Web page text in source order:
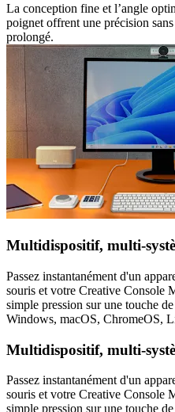
La conception fine et l’angle
poignet offrent une précision
prolongé.
Multidispositif, multi-
Passez instantanément d'un
souris et votre Creative Console
simple pression sur une touche
Windows, macOS, ChromeOS,
Multidispositif, multi-
Passez instantanément d'un
souris et votre Creative Console
simple pression sur une touche